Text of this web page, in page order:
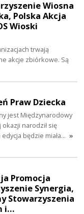
Wiosna
Polska Akcja
Wioski
trwają
akcje zbiórkowe. Są
Praw Dziecka
jest Międzynarodowy
narodził się
będzie miała… »
Promocja
Synergia,
Stowarzyszenia
i…